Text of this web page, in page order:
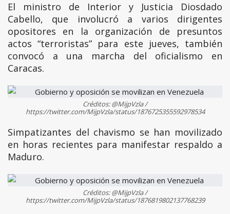
El ministro de Interior y Justicia Diosdado
Cabello, que involucró a varios dirigentes
opositores en la organización de presuntos
actos “terroristas” para este jueves, también
convocó a una marcha del oficialismo en
Caracas.
Créditos: @MijpVzla /
https://twitter.com/MijpVzla/status/1876725355592978534
Simpatizantes del chavismo se han movilizado
en horas recientes para manifestar respaldo a
Maduro.
Créditos: @MijpVzla /
https://twitter.com/MijpVzla/status/1876819802137768239